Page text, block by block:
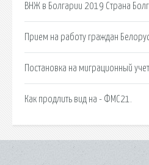
ВНЖ в Болгарии 2019 Страна
Прием на работу граждан
Постановка на миграционный
Как продлить вид на - ФМС21.